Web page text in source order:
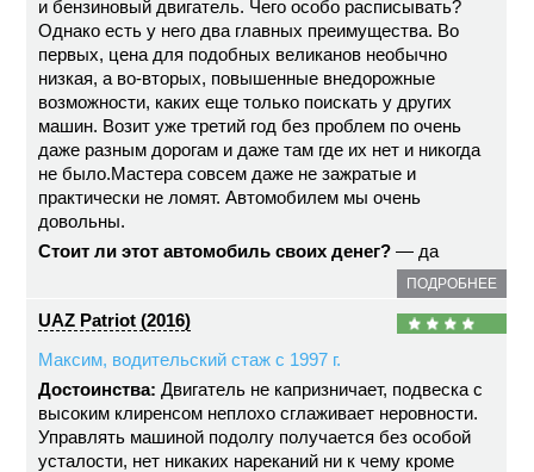
и бензиновый двигатель. Чего особо расписывать?
Однако есть у него два главных преимущества. Во
первых, цена для подобных великанов необычно
низкая, а во-вторых, повышенные внедорожные
возможности, каких еще только поискать у других
машин. Возит уже третий год без проблем по очень
даже разным дорогам и даже там где их нет и никогда
не было.Мастера совсем даже не зажратые и
практически не ломят. Автомобилем мы очень
довольны.
Стоит ли этот автомобиль своих денег? — да
ПОДРОБНЕЕ
UAZ Patriot (2016)
Максим, водительский стаж с 1997 г.
Достоинства: Двигатель не капризничает, подвеска с
высоким клиренсом неплохо сглаживает неровности.
Управлять машиной подолгу получается без особой
усталости, нет никаких нареканий ни к чему кроме